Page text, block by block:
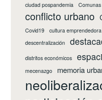
ciudad pospandemia Comunas
conflicto urbano
Covid19
cultura emprendedora
descentralización
distritos económicos
mecenazgo memoria